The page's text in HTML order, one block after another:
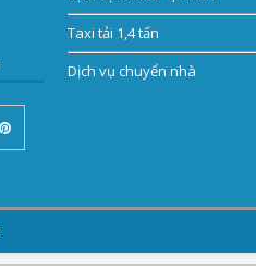
Taxi tải 1,4 tấn
Dịch vụ chuyển nhà